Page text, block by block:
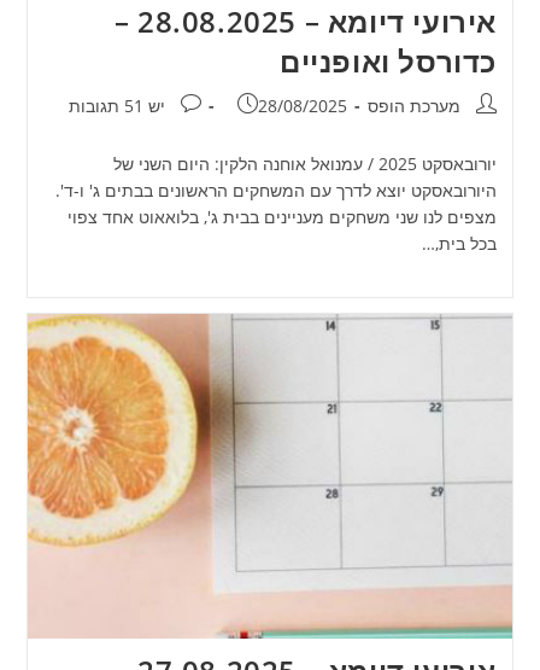
אירועי דיומא – 28.08.2025 –
כדורסל ואופניים
מחבר:מערכת הופס פורסם:
28/08/2025 תגובות:
יש 51 תגובות
יורובאסקט 2025 / עמנואל אוחנה הלקין: היום השני של
היורובאסקט יוצא לדרך עם המשחקים הראשונים בבתים ג' ו-ד'.
מצפים לנו שני משחקים מעניינים בבית ג', בלואאוט אחד צפוי
בכל בית,…